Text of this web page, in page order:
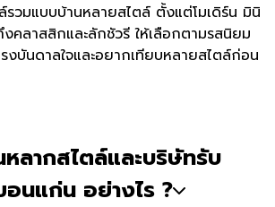
รวมแบบบ้านหลายสไตล์ ตั้งแต่โมเดิร์น มินิ
คลาสสิกและลักชัวรี ให้เลือกตามรสนิยม
งบันดาลใจและอยากเทียบหลายสไตล์ก่อน
ลากสไตล์และบริษัทรับ
อนแก่น อย่างไร ?